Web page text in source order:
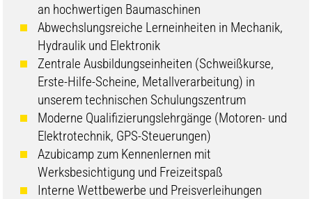
an hochwertigen Baumaschinen
Abwechslungsreiche Lerneinheiten in Mechanik,
Hydraulik und Elektronik
Zentrale Ausbildungseinheiten (Schweißkurse,
Erste-Hilfe-Scheine, Metallverarbeitung) in
unserem technischen Schulungszentrum
Moderne Qualifizierungslehrgänge (Motoren- und
Elektrotechnik, GPS-Steuerungen)
Azubicamp zum Kennenlernen mit
Werksbesichtigung und Freizeitspaß
Interne Wettbewerbe und Preisverleihungen